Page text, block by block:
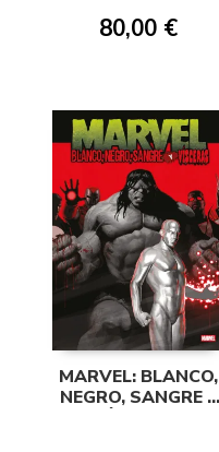
WHIGHAM, RED /
BENDER, HOWARD
80,00 €
MARVEL: BLANCO,
NEGRO, SANGRE Y